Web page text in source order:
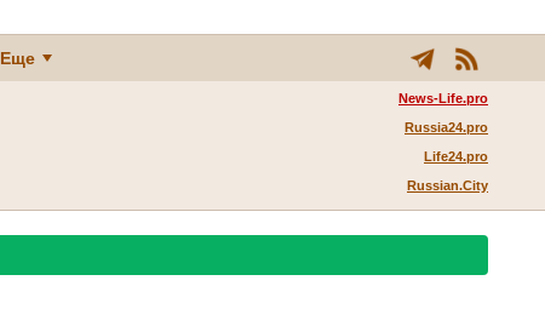
Еще
News-Life.pro
Russia24.pro
Life24.pro
Russian.City